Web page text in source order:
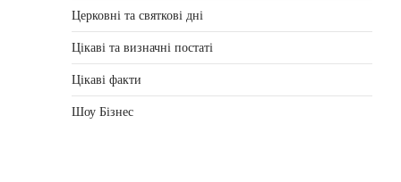
Церковні та святкові дні
Цікаві та визначні постаті
Цікаві факти
Шоу Бізнес